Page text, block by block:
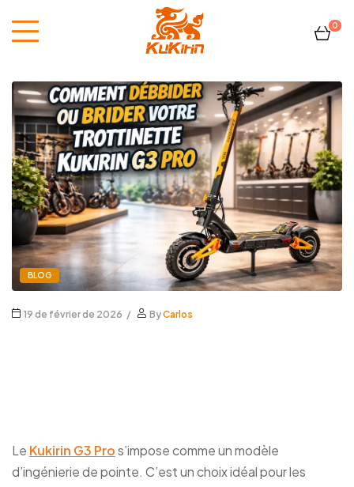
Kukirin
France
0
BLOG
19 de février de 2026 ByCarlos
Le Kukirin G3 Pros’impose comme un modèle
d’ingénierie de pointe. C’est un choix idéal pour les